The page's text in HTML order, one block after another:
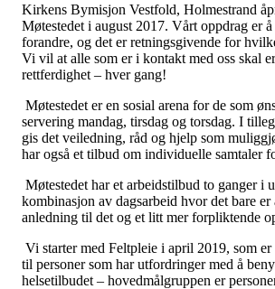
Kirkens Bymisjon Vestfold, Holmestrand
Møtestedet i august 2017. Vårt oppdrag er
forandre, og det er retningsgivende for
Vi vil at alle som er i kontakt med oss skal
rettferdighet – hver gang!
Møtestedet er en sosial arena for de som
servering mandag, tirsdag og torsdag. I
gis det veiledning, råd og hjelp som
har også et tilbud om individuelle samtaler
Møtestedet har et arbeidstilbud to ganger i
kombinasjon av dagsarbeid hvor det bare
anledning til det og et litt mer forpliktende
Vi starter med Feltpleie i april 2019, som
til personer som har utfordringer med å
helsetilbudet – hovedmålgruppen er